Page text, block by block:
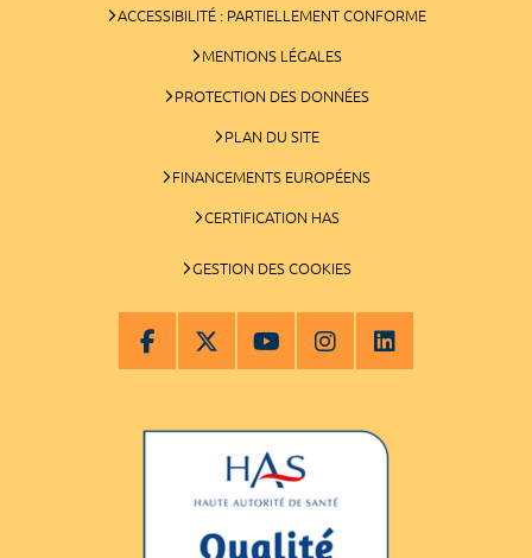
ACCESSIBILITÉ : PARTIELLEMENT CONFORME
MENTIONS LÉGALES
PROTECTION DES DONNÉES
PLAN DU SITE
FINANCEMENTS EUROPÉENS
CERTIFICATION HAS
GESTION DES COOKIES